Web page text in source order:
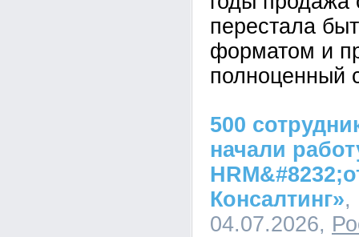
перестала
форматом и
полноценный
500
начали
Консалтинг»,
04.07.2026,